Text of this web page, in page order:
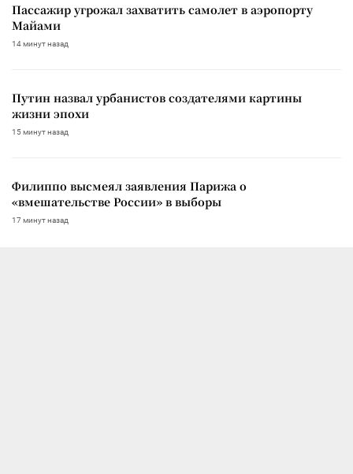
Пассажир угрожал захватить самолет в аэропорту
Майами
14 минут назад
Путин назвал урбанистов создателями картины
жизни эпохи
15 минут назад
Филиппо высмеял заявления Парижа о
«вмешательстве России» в выборы
17 минут назад